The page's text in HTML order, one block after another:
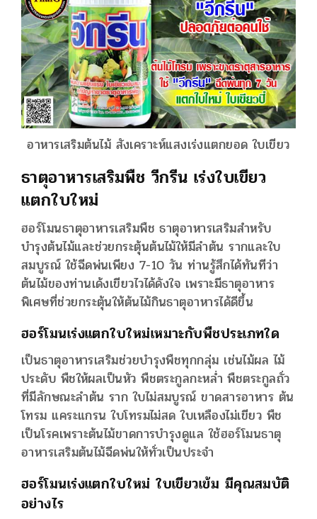
อาหารเสริมต้นไม้ สังเคราะห์แสงเร่งแตกยอด ใบเขียว
ธาตุอาหารเสริมพืช วีกรีน เร่งใบเขียว
แตกใบใหม่
ฮอร์โมนธาตุอาหารเสริมพืช ธาตุอาหารเสริมสำหรับ
บำรุงต้นไม้และช่วยกระตุ้นต้นไม้ให้มีลำต้น รากและใบ
สมบูรณ์ ใช้ฉีดพ่นเพียง 7-10 วัน ท่านรู้สึกได้ทันทีว่า
ต้นไม้ของท่านเด้งเขียวไวได้ดังใจ เพราะมีธาตุอาหาร
พิเศษที่ช่วยกระตุ้นให้ต้นไม้กินธาตุอาหารได้ดีขึ้น
ฮอร์โมนเร่งแตกใบใหม่เหมาะกับพืชประเภทใด
เป็นธาตุอาหารเสริมช่วยบำรุงพืชทุกกลุ่ม เช่นไม้ผล ไม้
ประดับ พืชให้ผลเป็นหัว พืชตระกูลกะหล่ำ พืชตระกูลถั่ว
ที่มีลักษณะลำต้น ราก ใบไม่สมบูรณ์ ขาดสารอาหาร ต้น
โทรม แคระแกรน ใบโทรมไม่สด ใบเหลืองไม่เขียว พืช
เป็นโรคเพราะต้นไม้ขาดการบำรุงดูแล ใช้ฮอร์โมนธาตุ
อาหารเสริมต้นไม้ฉีดพ่นให้ทั่วเป็นประจำ
ฮอร์โมนเร่งแตกใบใหม่ ใบเขียวเข้ม มีคุณสมบัติ
อย่างไร